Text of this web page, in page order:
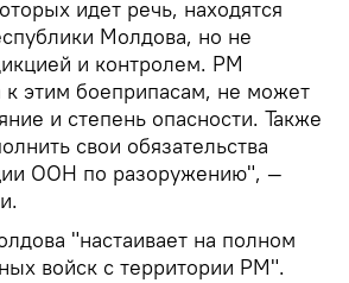
идет речь, находятся
Молдова, но не
и контролем. РМ
к этим боеприпасам, не может
и степень опасности. Также
свои обязательства
ООН по разоружению", —
"настаивает на полном
войск с территории РМ".